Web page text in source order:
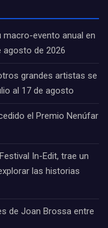
macro-evento anual en
agosto de 2026
grandes artistas se
al 17 de agosto
el Premio Nenúfar
In-Edit, trae un
las historias
de Joan Brossa entre